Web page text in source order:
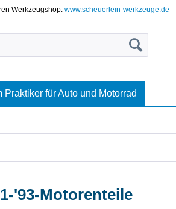
Werkzeugshop:www.scheuerlein-werkzeuge.de
Praktiker für Auto und Motorrad
'93-Motorenteile